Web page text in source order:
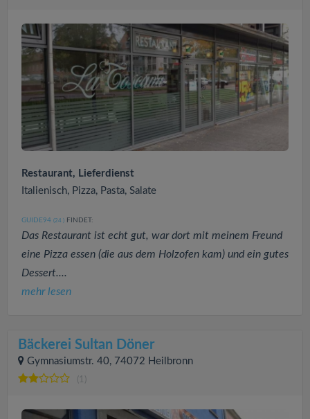
Restaurant, Lieferdienst
Italienisch, Pizza, Pasta, Salate
GUIDE94 (24 ) FINDET:
Das Restaurant ist echt gut, war dort mit meinem Freund
eine Pizza essen (die aus dem Holzofen kam) und ein gutes
Dessert....
mehr lesen
Bäckerei Sultan Döner
Gymnasiumstr. 40, 74072 Heilbronn
(1)